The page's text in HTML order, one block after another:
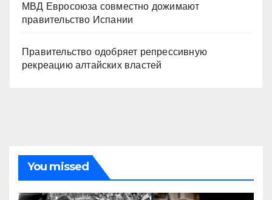
МВД Евросоюза совместно дожимают
правительство Испании
Правительство одобряет репрессивную
рекреацию алтайских властей
You missed